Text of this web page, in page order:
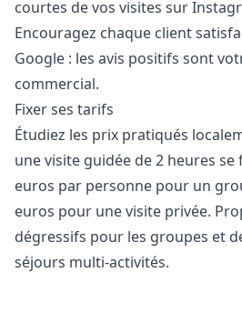
courtes de vos visites sur
Encouragez chaque client
Google : les avis positifs sont
commercial.
Fixer ses tarifs
Étudiez les prix pratiqués
une visite guidée de 2 heures
euros par personne pour un
euros pour une visite privée.
dégressifs pour les groupes et
séjours multi-activités.